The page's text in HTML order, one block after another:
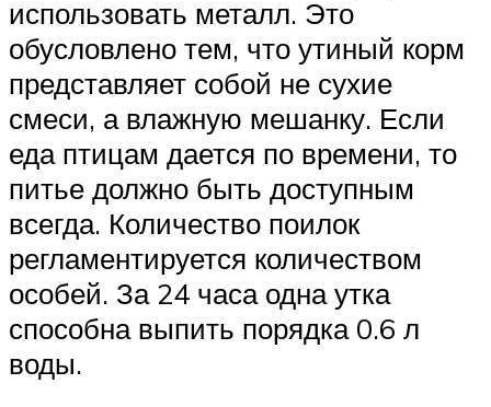
использовать металл. Это
обусловлено тем, что утиный корм
представляет собой не сухие
смеси, а влажную мешанку. Если
еда птицам дается по времени, то
питье должно быть доступным
всегда. Количество поилок
регламентируется количеством
особей. За 24 часа одна утка
способна выпить порядка 0.6 л
воды.